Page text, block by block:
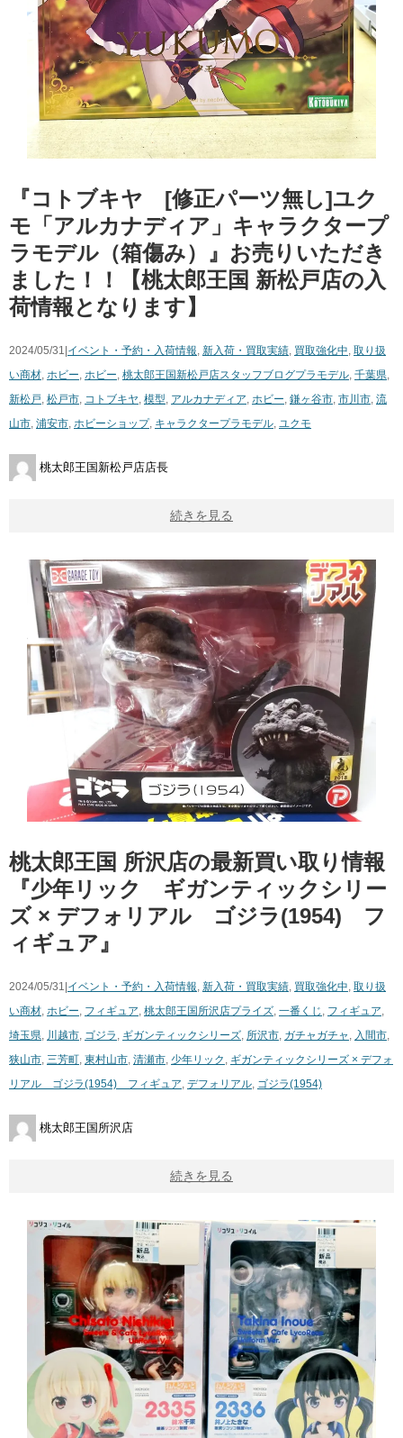
『コトブキヤ [修正パーツ無し]ユク
モ「アルカナディア」キャラクタープ
ラモデル（箱傷み）』お売りいただき
ました！！【桃太郎王国 新松戸店の入
荷情報となります】
2024/05/31| イベント・予約・入荷情報, 新入荷・買取実績, 買取強化中, 取り扱
い商材, ホビー, ホビー, 桃太郎王国新松戸店スタッフブログプラモデル, 千葉県,
新松戸, 松戸市, コトブキヤ, 模型, アルカナディア, ホビー, 鎌ヶ谷市, 市川市, 流
山市, 浦安市, ホビーショップ, キャラクタープラモデル, ユクモ
桃太郎王国新松戸店店長
続きを見る
桃太郎王国 所沢店の最新買い取り情報
『少年リック ギガンティックシリー
ズ × デフォリアル ゴジラ(1954) フ
ィギュア』
2024/05/31| イベント・予約・入荷情報, 新入荷・買取実績, 買取強化中, 取り扱
い商材, ホビー, フィギュア, 桃太郎王国所沢店プライズ, 一番くじ , フィギュア,
埼玉県, 川越市, ゴジラ , ギガンティックシリーズ, 所沢市, ガチャガチャ , 入間市,
狭山市, 三芳町, 東村山市, 清瀬市, 少年リック , ギガンティックシリーズ × デフォ
リアル ゴジラ(1954) フィギュア, デフォリアル, ゴジラ(1954)
桃太郎王国所沢店
続きを見る